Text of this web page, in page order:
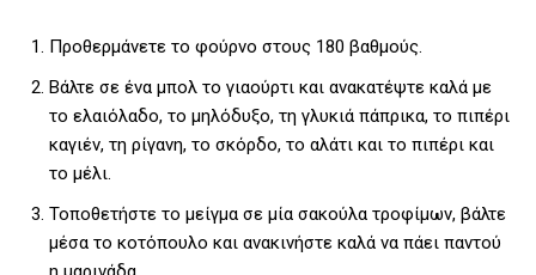
Προθερμάνετε το φούρνο στους 180 βαθμούς.
Βάλτε σε ένα μπολ το γιαούρτι και ανακατέψτε καλά με
το ελαιόλαδο, το μηλόδυξο, τη γλυκιά πάπρικα, το πιπέρι
καγιέν, τη ρίγανη, το σκόρδο, το αλάτι και το πιπέρι και
το μέλι.
Τοποθετήστε το μείγμα σε μία σακούλα τροφίμων, βάλτε
μέσα το κοτόπουλο και ανακινήστε καλά να πάει παντού